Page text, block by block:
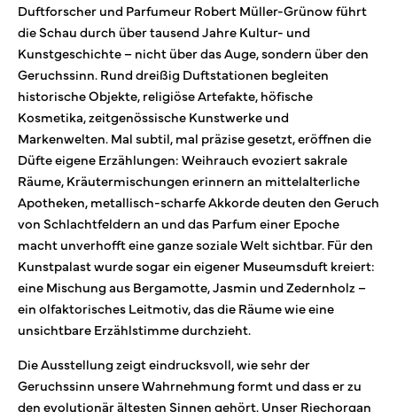
Duftforscher und Parfumeur Robert Müller-Grünow führt
die Schau durch über tausend Jahre Kultur- und
Kunstgeschichte – nicht über das Auge, sondern über den
Geruchssinn. Rund dreißig Duftstationen begleiten
historische Objekte, religiöse Artefakte, höfische
Kosmetika, zeitgenössische Kunstwerke und
Markenwelten. Mal subtil, mal präzise gesetzt, eröffnen die
Düfte eigene Erzählungen: Weihrauch evoziert sakrale
Räume, Kräutermischungen erinnern an mittelalterliche
Apotheken, metallisch-scharfe Akkorde deuten den Geruch
von Schlachtfeldern an und das Parfum einer Epoche
macht unverhofft eine ganze soziale Welt sichtbar. Für den
Kunstpalast wurde sogar ein eigener Museumsduft kreiert:
eine Mischung aus Bergamotte, Jasmin und Zedernholz –
ein olfaktorisches Leitmotiv, das die Räume wie eine
unsichtbare Erzählstimme durchzieht.
Die Ausstellung zeigt eindrucksvoll, wie sehr der
Geruchssinn unsere Wahrnehmung formt und dass er zu
den evolutionär ältesten Sinnen gehört. Unser Riechorgan